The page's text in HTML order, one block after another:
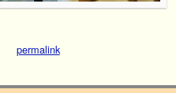
permalink